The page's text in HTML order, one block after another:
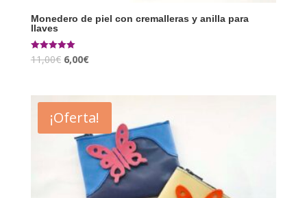
Monedero de piel con cremalleras y anilla para
llaves
Valorado con
5.00
11,00€ 6,00€
¡Oferta!